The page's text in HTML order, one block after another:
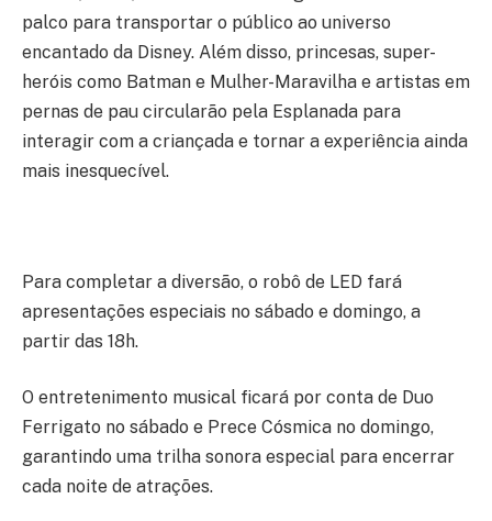
palco para transportar o público ao universo
encantado da Disney. Além disso, princesas, super-
heróis como Batman e Mulher-Maravilha e artistas em
pernas de pau circularão pela Esplanada para
interagir com a criançada e tornar a experiência ainda
mais inesquecível.
Para completar a diversão, o robô de LED fará
apresentações especiais no sábado e domingo, a
partir das 18h.
O entretenimento musical ficará por conta de Duo
Ferrigato no sábado e Prece Cósmica no domingo,
garantindo uma trilha sonora especial para encerrar
cada noite de atrações.